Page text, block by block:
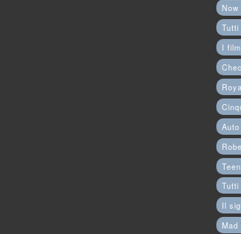
I
Il
Mad